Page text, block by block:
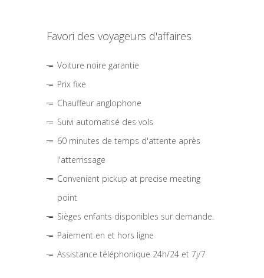
Favori des voyageurs d'affaires
Voiture noire garantie
Prix fixe
Chauffeur anglophone
Suivi automatisé des vols
60 minutes de temps d'attente après
l'atterrissage
Convenient pickup at precise meeting
point
Sièges enfants disponibles sur demande.
Paiement en et hors ligne
Assistance téléphonique 24h/24 et 7j/7